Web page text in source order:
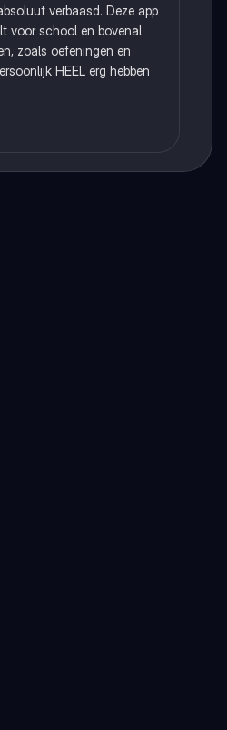
verbaasd. Deze app
voor school en bovenal
zoals oefeningen en
HEEL erg hebben